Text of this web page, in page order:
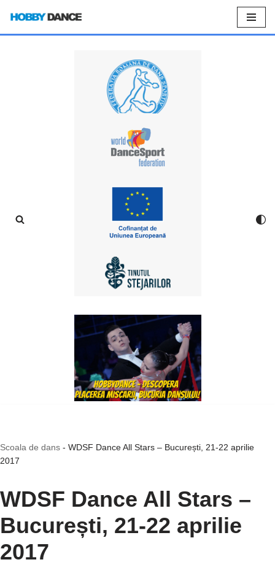
Sari
Scoala de dans - WDSF Dance All Stars – București, 21-22 aprilie
2017
WDSF Dance All Stars –
București, 21-22 aprilie
2017